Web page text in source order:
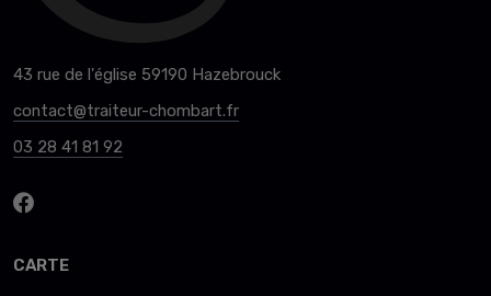
43 rue de l'église 59190 Hazebrouck
contact@traiteur-chombart.fr
03 28 41 81 92
CARTE